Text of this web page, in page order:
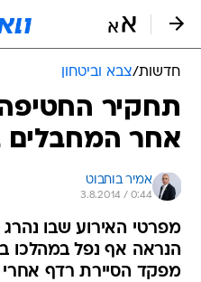
חדשות/צבא וביטחון
תחקיר
אחר המחבלים
אמיר בוחבוט
3.8.2014 / 0:44
מפרטי האירוע שבו נהרג
הנראה אף נפל במהלכו
מפקד הסיירת רדף